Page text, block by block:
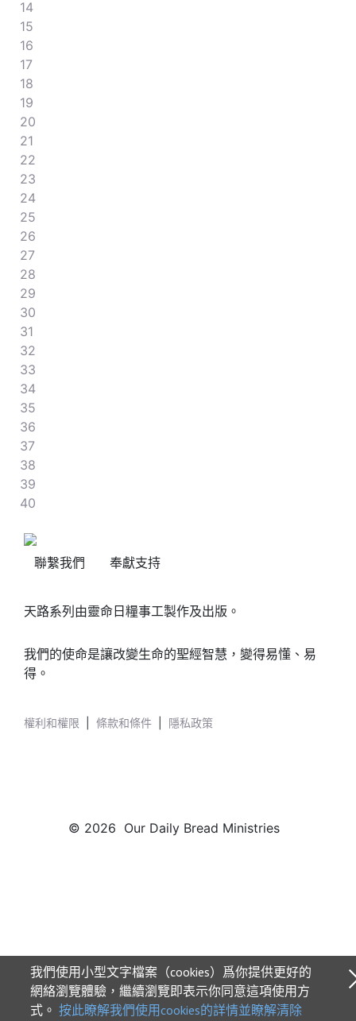
14
15
16
17
18
19
20
21
22
23
24
25
26
27
28
29
30
31
32
33
34
35
36
37
38
39
40
聯繫我們 奉獻支持
天路系列由靈命日糧事工製作及出版。
我們的使命是讓改變生命的聖經智慧，變得易懂、易
得。
權利和權限 條款和條件 隱私政策
© 2026 Our Daily Bread Ministries
我們使用小型文字檔案（cookies）爲你提供更好的
網絡瀏覽體驗，繼續瀏覽即表示你同意這項使用方
式。 按此瞭解我們使用cookies的詳情並瞭解清除